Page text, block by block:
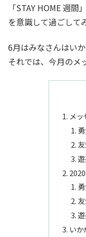
「STAY HOME 週間
を意識して過ごして
6月はみなさんはい
それでは、今月のメ
メ
いか